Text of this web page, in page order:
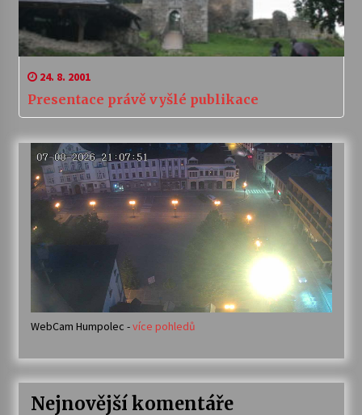
24. 8. 2001
Presentace právě vyšlé publikace
WebCam Humpolec -více pohledů
Nejnovější komentáře